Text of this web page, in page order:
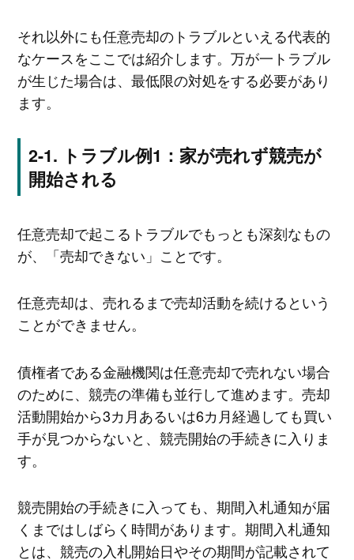
それ以外にも任意売却のトラブルといえる代表的
なケースをここでは紹介します。万が一トラブル
が生じた場合は、最低限の対処をする必要があり
ます。
トラブル例1：家が売れず競売が
開始される
任意売却で起こるトラブルでもっとも深刻なもの
が、「売却できない」ことです。
任意売却は、売れるまで売却活動を続けるという
ことができません。
債権者である金融機関は任意売却で売れない場合
のために、競売の準備も並行して進めます。売却
活動開始から3カ月あるいは6カ月経過しても買い
手が見つからないと、競売開始の手続きに入りま
す。
競売開始の手続きに入っても、期間入札通知が届
くまではしばらく時間があります。期間入札通知
とは、競売の入札開始日やその期間が記載されて